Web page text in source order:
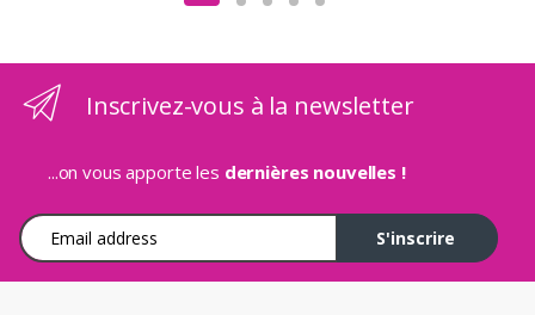
Inscrivez-vous à la newsletter
...on vous apporte les dernières nouvelles !
Adresse e-mail
S'inscrire